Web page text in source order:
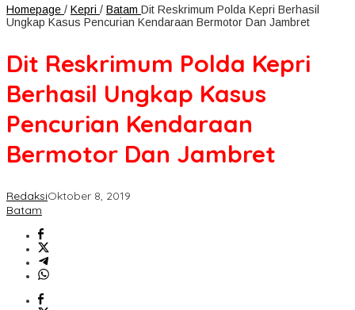
Homepage / Kepri / Batam Dit Reskrimum Polda Kepri Berhasil
Ungkap Kasus Pencurian Kendaraan Bermotor Dan Jambret
Dit Reskrimum Polda Kepri
Berhasil Ungkap Kasus
Pencurian Kendaraan
Bermotor Dan Jambret
RedaksiOktober 8, 2019
Batam